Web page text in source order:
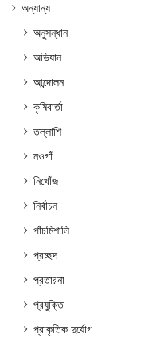
অন্যান্য
অনুসন্ধান
অভিযান
আন্দোলন
কৃষিবার্তা
তল্লাশি
নওগাঁ
নিখোঁজ
নির্বাচন
পাঁচমিশালি
প্রচ্ছদ
প্রতারনা
প্রযুক্তি
প্রাকৃতিক দুর্যোগ